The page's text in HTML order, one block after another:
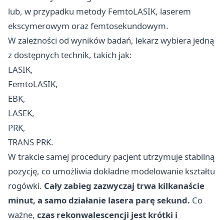
lub, w przypadku metody FemtoLASIK, laserem
ekscymerowym oraz femtosekundowym.
W zależności od wyników badań, lekarz wybiera jedną
z dostępnych technik, takich jak:
LASIK,
FemtoLASIK,
EBK,
LASEK,
PRK,
TRANS PRK.
W trakcie samej procedury pacjent utrzymuje stabilną
pozycję, co umożliwia dokładne modelowanie kształtu
rogówki. Cały zabieg zazwyczaj trwa kilkanaście
minut, a samo działanie lasera parę sekund. Co
ważne, czas rekonwalescencji jest krótki i